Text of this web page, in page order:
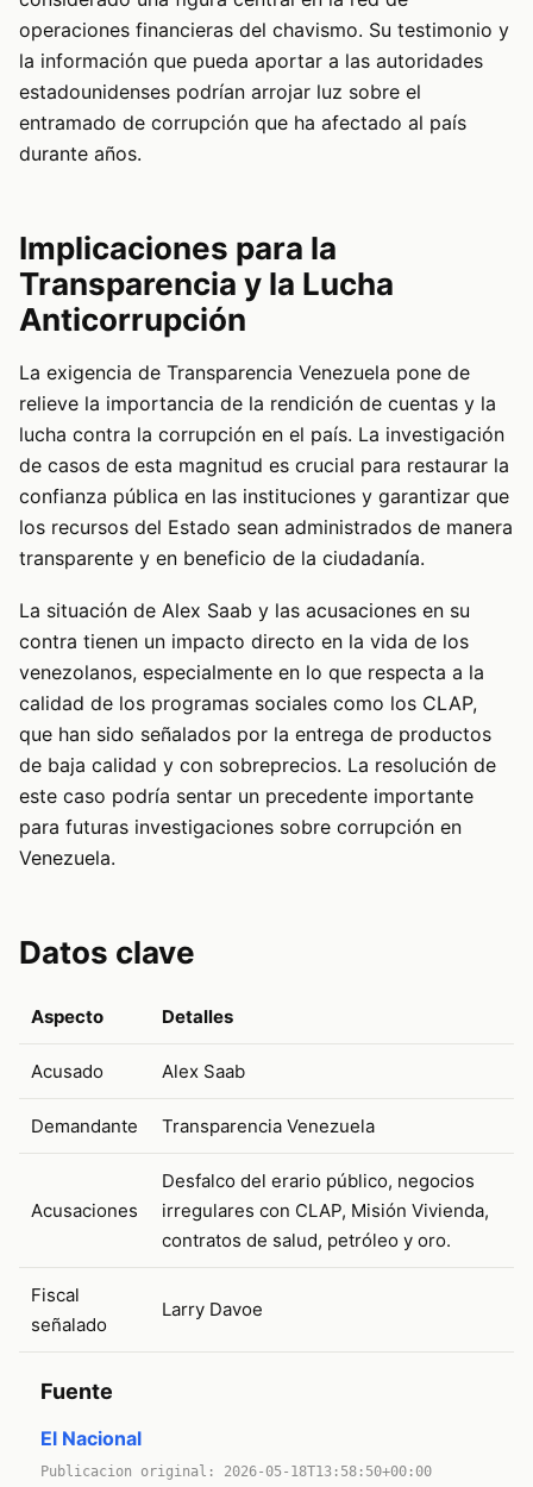
operaciones financieras del chavismo. Su testimonio y
la información que pueda aportar a las autoridades
estadounidenses podrían arrojar luz sobre el
entramado de corrupción que ha afectado al país
durante años.
Implicaciones para la
Transparencia y la Lucha
Anticorrupción
La exigencia de Transparencia Venezuela pone de
relieve la importancia de la rendición de cuentas y la
lucha contra la corrupción en el país. La investigación
de casos de esta magnitud es crucial para restaurar la
confianza pública en las instituciones y garantizar que
los recursos del Estado sean administrados de manera
transparente y en beneficio de la ciudadanía.
La situación de Alex Saab y las acusaciones en su
contra tienen un impacto directo en la vida de los
venezolanos, especialmente en lo que respecta a la
calidad de los programas sociales como los CLAP,
que han sido señalados por la entrega de productos
de baja calidad y con sobreprecios. La resolución de
este caso podría sentar un precedente importante
para futuras investigaciones sobre corrupción en
Venezuela.
Datos clave
Aspecto Detalles
Acusado Alex Saab
Demandante Transparencia Venezuela
Acusaciones
Desfalco del erario público, negocios
irregulares con CLAP, Misión Vivienda,
contratos de salud, petróleo y oro.
Fiscal
señalado
Larry Davoe
Fuente
El Nacional
Publicacion original: 2026-05-18T13:58:50+00:00